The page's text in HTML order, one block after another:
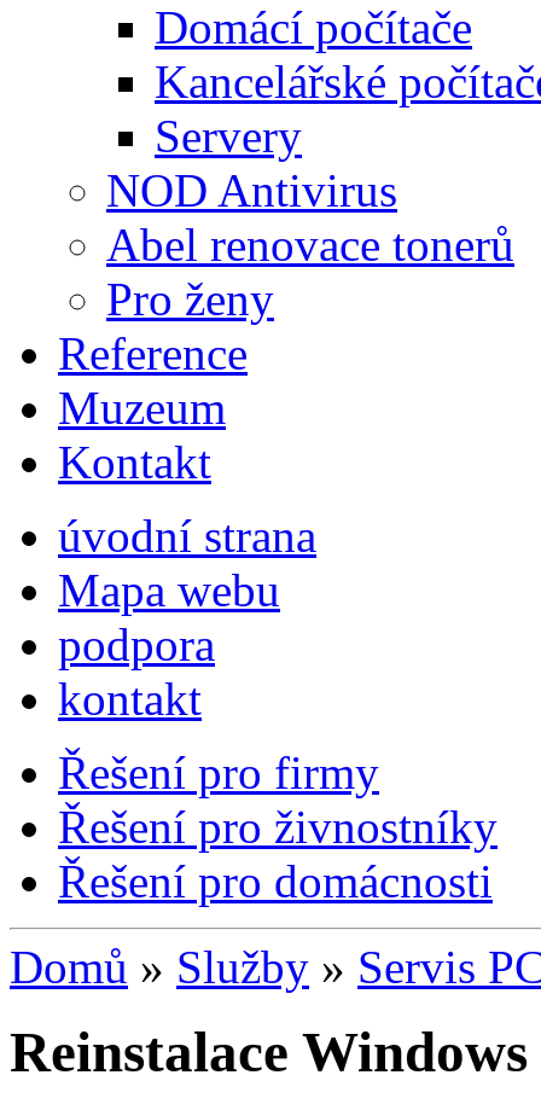
Domácí počítače
Kancelářské
Servery
NOD Antivirus
Abel renovace tonerů
Pro ženy
Reference
Muzeum
Kontakt
úvodní strana
Mapa webu
podpora
kontakt
Řešení pro firmy
Řešení pro živnostníky
Řešení pro domácnosti
Domů » Služby » Servis
Reinstalace Windows